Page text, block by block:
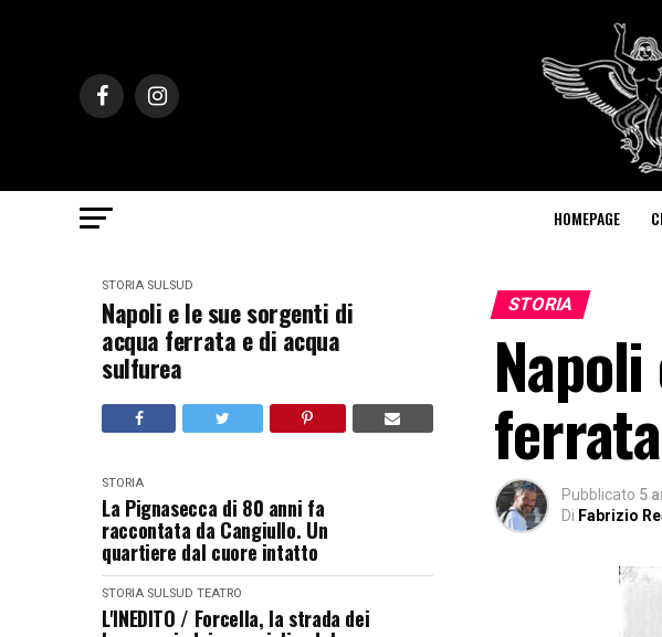
HOMEPAGE
STORIA SULSUD
Napoli e le sue sorgenti di
acqua ferrata e di acqua
sulfurea
STORIA
La Pignasecca di 80 anni fa
raccontata da Cangiullo. Un
quartiere dal cuore intatto
STORIA SULSUD TEATRO
L'INEDITO / Forcella, la strada dei
STORIA
Pubblicato 5
Di Fabrizio